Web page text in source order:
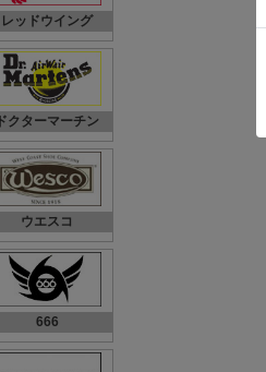
レッドウイング
ドクターマーチン
ウエスコ
666